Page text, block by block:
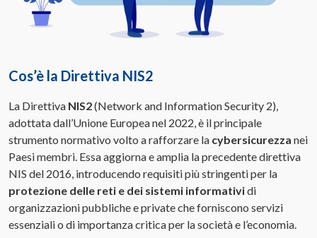
Cos’è la Direttiva NIS2
La Direttiva NIS2(Network and Information Security 2),
adottata dall’Unione Europea nel 2022, è il principale
strumento normativo volto a rafforzare la cybersicurezza nei
Paesi membri. Essa aggiorna e amplia la precedente direttiva
NIS del 2016, introducendo requisiti più stringenti per la
protezione delle reti e dei sistemi informatividi
organizzazioni pubbliche e private che forniscono servizi
essenziali o di importanza critica per la società e l’economia.